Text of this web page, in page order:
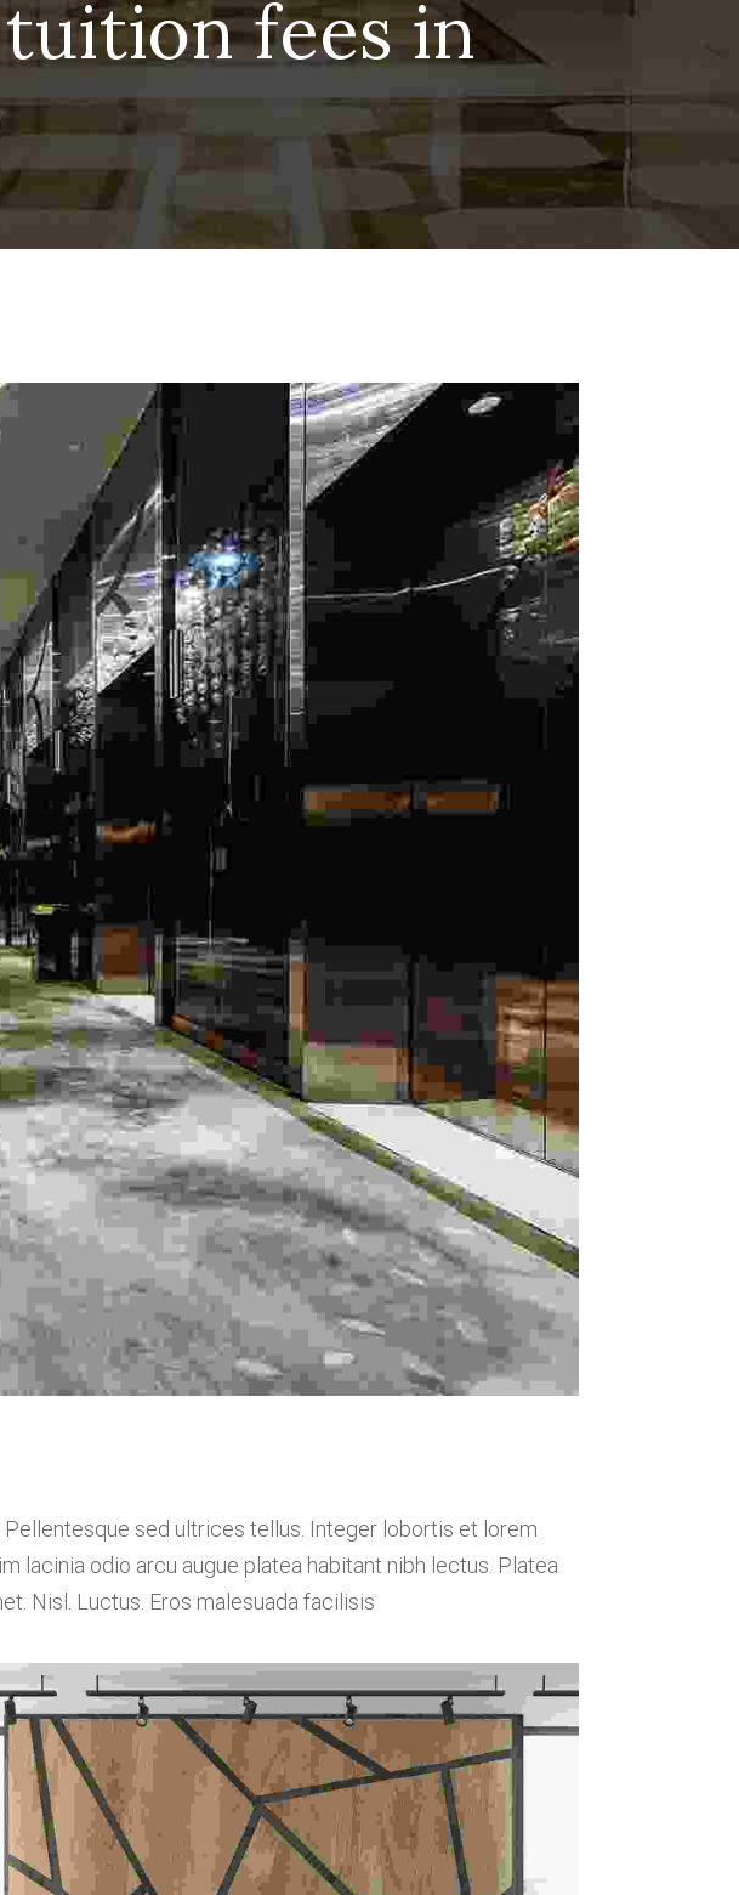
fees in
sed ultrices tellus. Integer lobortis et lorem
lacinia odio arcu augue platea habitant nibh lectus. Platea
Nisl. Luctus. Eros malesuada facilisis